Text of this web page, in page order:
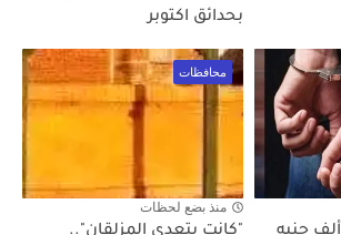
بحدائق اكتوبر
محافظات
منذ بضع لحظات